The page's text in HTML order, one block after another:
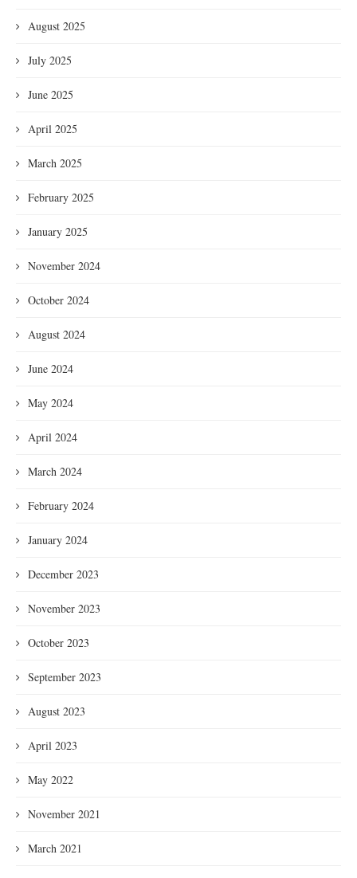
August 2025
July 2025
June 2025
April 2025
March 2025
February 2025
January 2025
November 2024
October 2024
August 2024
June 2024
May 2024
April 2024
March 2024
February 2024
January 2024
December 2023
November 2023
October 2023
September 2023
August 2023
April 2023
May 2022
November 2021
March 2021